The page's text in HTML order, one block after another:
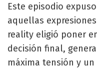
Este episodio
aquellas
reality eligió poner
decisión final,
máxima tensión y